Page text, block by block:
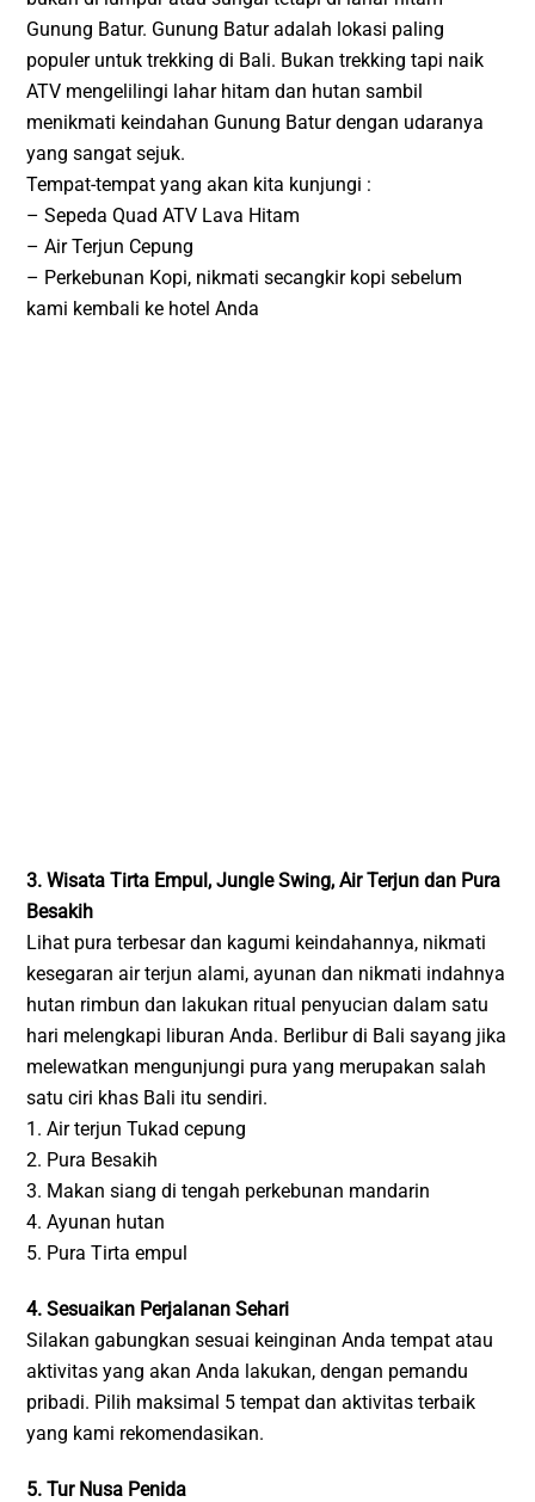
Gunung Batur. Gunung Batur adalah lokasi paling
populer untuk trekking di Bali. Bukan trekking tapi naik
ATV mengelilingi lahar hitam dan hutan sambil
menikmati keindahan Gunung Batur dengan udaranya
yang sangat sejuk.
Tempat-tempat yang akan kita kunjungi :
– Sepeda Quad ATV Lava Hitam
– Air Terjun Cepung
– Perkebunan Kopi, nikmati secangkir kopi sebelum
kami kembali ke hotel Anda
3. Wisata Tirta Empul, Jungle Swing, Air Terjun dan Pura
Besakih
Lihat pura terbesar dan kagumi keindahannya, nikmati
kesegaran air terjun alami, ayunan dan nikmati indahnya
hutan rimbun dan lakukan ritual penyucian dalam satu
hari melengkapi liburan Anda. Berlibur di Bali sayang jika
melewatkan mengunjungi pura yang merupakan salah
satu ciri khas Bali itu sendiri.
1. Air terjun Tukad cepung
2. Pura Besakih
3. Makan siang di tengah perkebunan mandarin
4. Ayunan hutan
5. Pura Tirta empul
4. Sesuaikan Perjalanan Sehari
Silakan gabungkan sesuai keinginan Anda tempat atau
aktivitas yang akan Anda lakukan, dengan pemandu
pribadi. Pilih maksimal 5 tempat dan aktivitas terbaik
yang kami rekomendasikan.
5. Tur Nusa Penida